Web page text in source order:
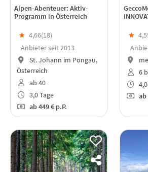
Alpen-Abenteuer: Aktiv-
Programm in Österreich
★ 4,66(18)
Anbieter seit 2013
St. Johann im Pongau,
Österreich
ab 40
3,0 Tage
ab449 € p.P.
★
6
ab